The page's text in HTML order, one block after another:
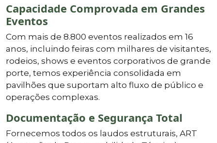
Capacidade Comprovada em Grandes
Eventos
Com mais de 8.800 eventos realizados em 16
anos, incluindo feiras com milhares de visitantes,
rodeios, shows e eventos corporativos de grande
porte, temos experiência consolidada em
pavilhões que suportam alto fluxo de público e
operações complexas.
Documentação e Segurança Total
Fornecemos todos os laudos estruturais, ART